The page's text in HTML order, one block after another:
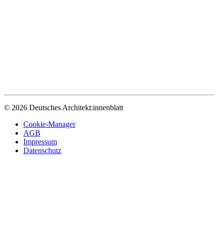
© 2026 Deutsches Architekt:innenblatt
Cookie-Manager
AGB
Impressum
Datenschutz